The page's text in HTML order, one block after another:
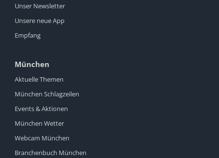
Unser Newsletter
Unsere neue App
Empfang
München
Aktuelle Themen
München Schlagzeilen
Events & Aktionen
München Wetter
Webcam München
Branchenbuch München